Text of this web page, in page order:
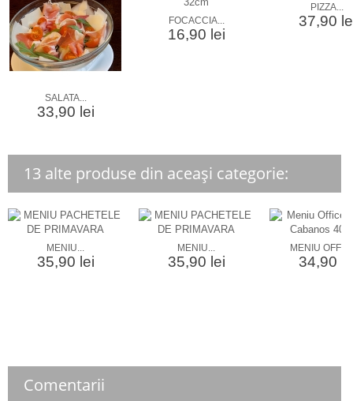
SALATA...
33,90 lei
FOCACCIA...
16,90 lei
PIZZA...
37,90
13 alte produse din aceași categorie:
MENIU...
35,90 lei
MENIU...
35,90 lei
MENIU
34,90
Comentarii